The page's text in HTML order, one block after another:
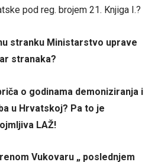
pod reg. brojem 21. Knjiga I.?
stranku Ministarstvo uprave
stranaka?
o godinama demoniziranja i
u Hrvatskoj? Pa to je
LAŽ!
Vukovaru „ poslednjem